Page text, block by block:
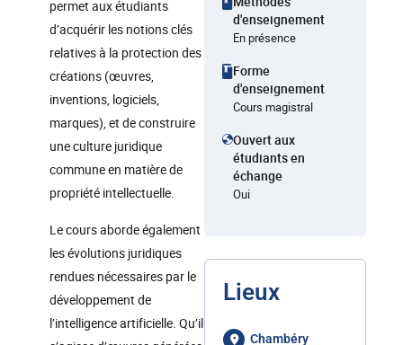
permet aux étudiants
d’acquérir les notions clés
relatives à la protection des
créations (œuvres,
inventions, logiciels,
marques), et de construire
une culture juridique
commune en matière de
propriété intellectuelle.
Le cours aborde également
les évolutions juridiques
rendues nécessaires par le
développement de
l’intelligence artificielle. Qu’il
d'enseignement
En présence
Forme
d'enseignement
Cours magistral
Ouvert aux
étudiants en
échange
Oui
Lieux
Chambéry